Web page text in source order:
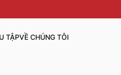
TẬPVỀ CHÚNG TÔI